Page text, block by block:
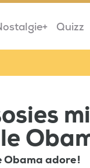
Quizz
Obama adore !